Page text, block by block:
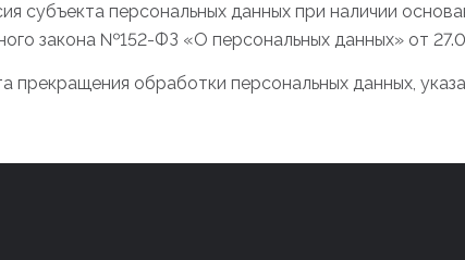
субъекта персональных данных при наличии
закона №152-ФЗ «О персональных данных» от
обработки персональных данных,